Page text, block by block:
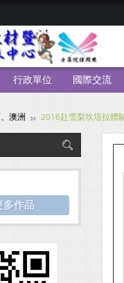
行政單位 國際交流
澳洲 2016赴雪梨坎培拉體
多作品